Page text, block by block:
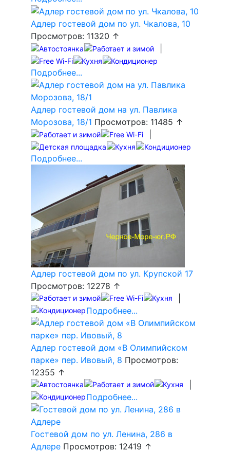
Адлер гостевой дом по ул. Чкалова, 10
Просмотров: 11320 ↑
Подробнее...
Адлер гостевой дом на ул. Павлика
Морозова, 18/1 Просмотров: 11485 ↑
Подробнее...
Адлер гостевой дом по ул. Крупской 17
Просмотров: 12278 ↑
Подробнее...
Адлер гостевой дом «В Олимпийском
парке» пер. Ивовый, 8 Просмотров:
12355 ↑
Подробнее...
Гостевой дом по ул. Ленина, 286 в
Адлере Просмотров: 12419 ↑